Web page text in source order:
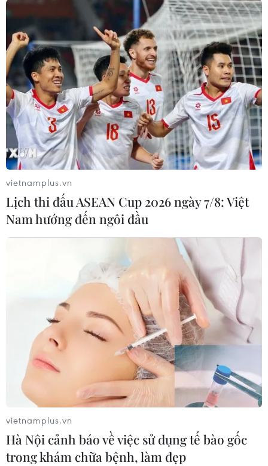
Hiện nay tình trạng phương tiện
hết tiền trong tài khoản thu phí
điện tử không dừng (ETC) lưu
thông trên các tuyến cao tốc vẫn
còn tiếp diễn.
(Vietnam+)
#tài khoản giao thông
#thu phí không dừng
#trạm thu phí
#thanh toán điện tử #liên kết thanh toán
Theo dõi VietnamPlus
vietnamplus.vn
Lịch thi đấu ASEAN Cup 2026 ngày 7/8: Việt
Nam hướng đến ngôi đầu
vietnamplus.vn
Hà Nội cảnh báo về việc sử dụng tế bào gốc
trong khám chữa bệnh, làm đẹp